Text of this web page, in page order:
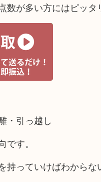
が多い方にはピッタ
・引っ越し
す。
持っていけばわから